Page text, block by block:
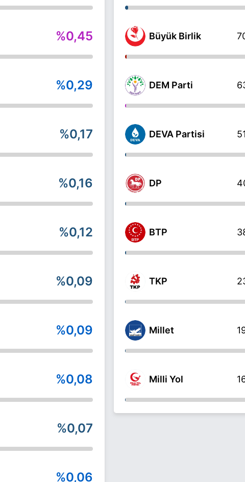
%0,45
%0,29
%0,17
%0,16
%0,12
%0,09
%0,09
%0,08
%0,07
%0,06
Büyük Birlik
DEM Parti
DEVA Partisi
DP
BTP
TKP
Millet
Milli Yol